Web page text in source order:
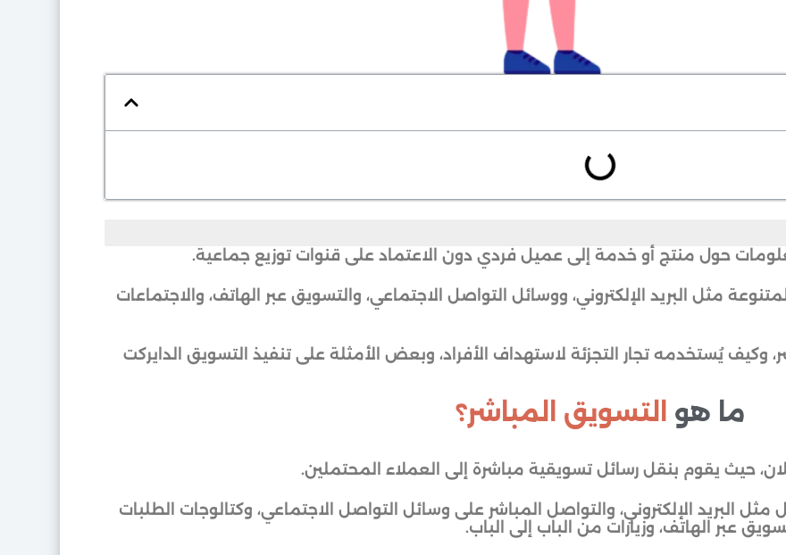
حول منتج أو خدمة إلى عميل فردي دون الاعتماد على قنوات توزيع جماعية.
مثل البريد الإلكتروني، ووسائل التواصل الاجتماعي، والتسويق عبر الهاتف، والاجتماعات
وكيف يُستخدمه تجار التجزئة لاستهداف الأفراد، وبعض الأمثلة على تنفيذ التسويق الدايركت
ما هو التسويق المباشر؟
حيث يقوم بنقل رسائل تسويقية مباشرة إلى العملاء المحتملين.
البريد الإلكتروني، والتواصل المباشر على وسائل التواصل الاجتماعي، وكتالوجات الطلبات
عبر الهاتف، وزيارات من الباب إلى الباب.